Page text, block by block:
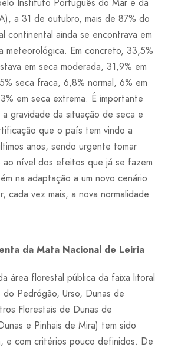
Instituto Português do Mar e da
a 31 de outubro, mais de 87% do
continental ainda se encontrava em
meteorológica. Em concreto, 33,5%
em seca moderada, 31,9% em
seca fraca, 6,8% normal, 6% em
em seca extrema. É importante
a gravidade da situação de seca e
que o país tem vindo a
anos, sendo urgente tomar
ao nível dos efeitos que já se fazem
na adaptação a um novo cenário
cada vez mais, a nova normalidade.
da Mata Nacional de Leiria
área florestal pública da faixa litoral
do Pedrógão, Urso, Dunas de
Florestais de Dunas de
e Pinhais de Mira) tem sido
e com critérios pouco definidos. De